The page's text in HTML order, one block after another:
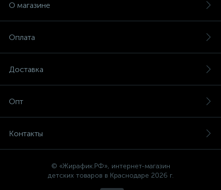
О магазине
Оплата
Доставка
Опт
Контакты
© «Жирафик.РФ», интернет-магазин
детских товаров в Краснодаре 2026 г.